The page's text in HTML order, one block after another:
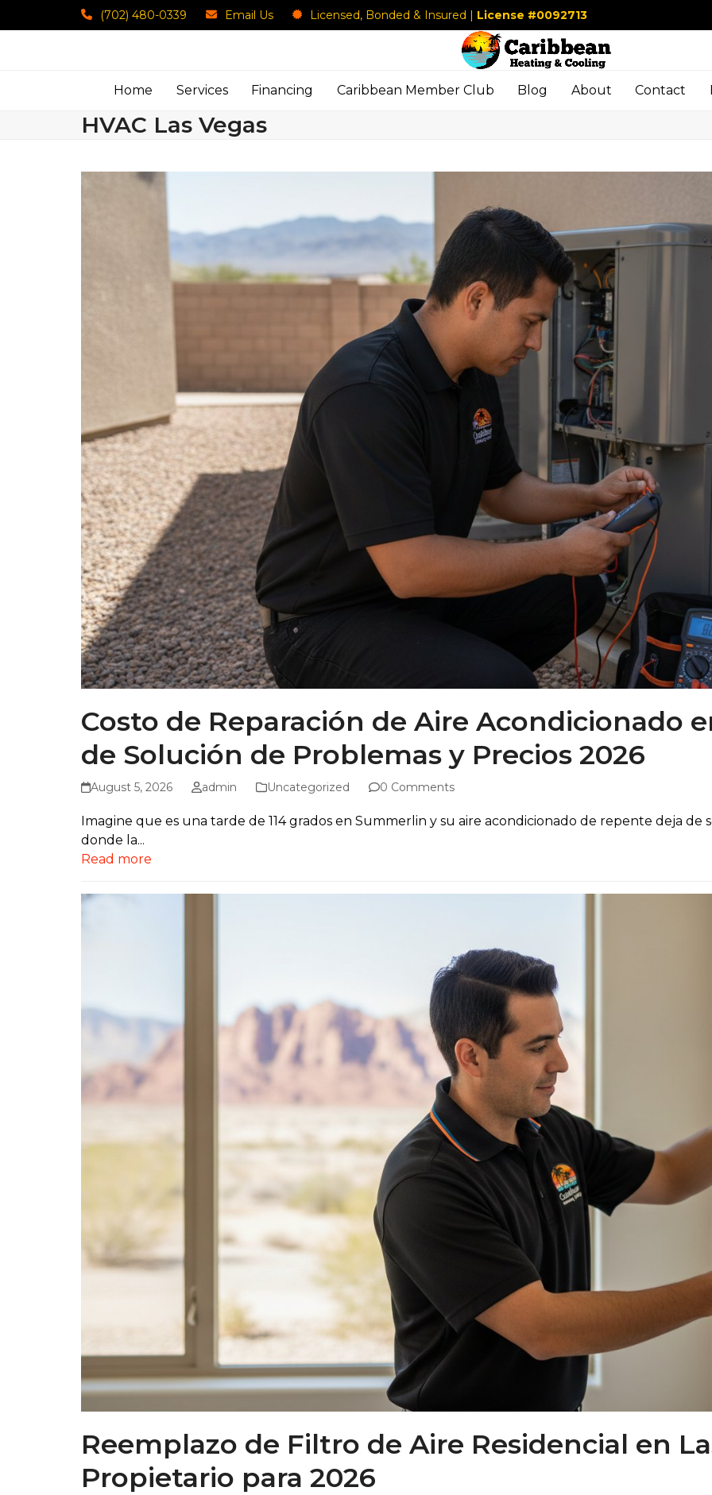
to
(702) 480-0339 Email Us Licensed, Bonded & Insured | License #0092713
Home Services Financing Caribbean Member Club Blog About Contact
HVAC Las Vegas
Costo de Reparación de Aire Acondicionado
de Solución de Problemas y Precios 2026
August 5, 2026 admin Uncategorized 0 Comments
Imagine que es una tarde de 114 grados en Summerlin y su aire acondicionado de repente deja
donde la...
Read more
Reemplazo de Filtro de Aire Residencial en
Propietario para 2026